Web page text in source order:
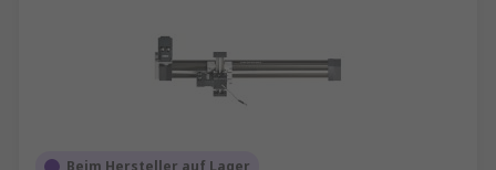
Beim Hersteller auf Lager